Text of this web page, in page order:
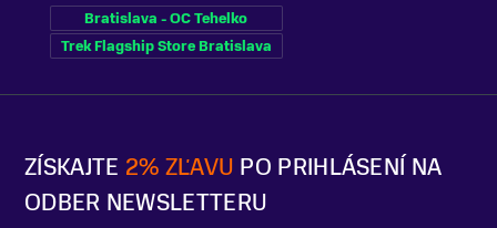
ZÍSKAJTE 2% ZĽAVU PO PRIHLÁSENÍ NA
ODBER NEWSLETTERU
Bratislava - OC Tehelko
Trek Flagship Store Bratislava